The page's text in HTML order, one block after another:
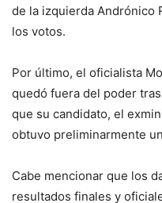
de la izquierda Andrónico
los votos.
Por último, el oficialista
quedó fuera del poder
que su candidato, el
obtuvo preliminarmente
Cabe mencionar que los
resultados finales y